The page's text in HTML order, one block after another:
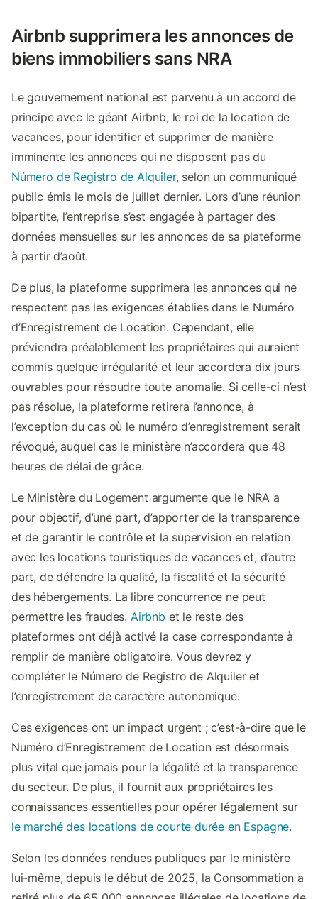
Airbnb supprimera les annonces de
biens immobiliers sans NRA
Le gouvernement national est parvenu à un accord de
principe avec le géant Airbnb, le roi de la location de
vacances, pour identifier et supprimer de manière
imminente les annonces qui ne disposent pas du
Número de Registro de Alquiler, selon un communiqué
public émis le mois de juillet dernier. Lors d’une réunion
bipartite, l’entreprise s’est engagée à partager des
données mensuelles sur les annonces de sa plateforme
à partir d’août.
De plus, la plateforme supprimera les annonces qui ne
respectent pas les exigences établies dans le Numéro
d’Enregistrement de Location. Cependant, elle
préviendra préalablement les propriétaires qui auraient
commis quelque irrégularité et leur accordera dix jours
ouvrables pour résoudre toute anomalie. Si celle-ci n’est
pas résolue, la plateforme retirera l’annonce, à
l’exception du cas où le numéro d’enregistrement serait
révoqué, auquel cas le ministère n’accordera que 48
heures de délai de grâce.
Le Ministère du Logement argumente que le NRA a
pour objectif, d’une part, d’apporter de la transparence
et de garantir le contrôle et la supervision en relation
avec les locations touristiques de vacances et, d’autre
part, de défendre la qualité, la fiscalité et la sécurité
des hébergements. La libre concurrence ne peut
permettre les fraudes. Airbnb et le reste des
plateformes ont déjà activé la case correspondante à
remplir de manière obligatoire. Vous devrez y
compléter le Número de Registro de Alquiler et
l’enregistrement de caractère autonomique.
Ces exigences ont un impact urgent ; c’est-à-dire que le
Numéro d’Enregistrement de Location est désormais
plus vital que jamais pour la légalité et la transparence
du secteur. De plus, il fournit aux propriétaires les
connaissances essentielles pour opérer légalement sur
le marché des locations de courte durée en Espagne.
Selon les données rendues publiques par le ministère
lui-même, depuis le début de 2025, la Consommation a